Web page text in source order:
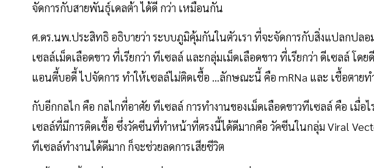
จัดการกับสายพันธุ์เดลต้า ได้ดี กว่า เหมือนกัน
ศ.ดร.นพ.ประสิทธิ อธิบายว่า ระบบภูมิคุ้มกันในตัวเรา ที่จะจัดการกับสิ่งแปลกปลอ
เซลล์เม็ดเลือดขาว ที่เรียกว่า ทีเซลล์ และกลุ่มเม็ดเลือดขาว ที่เรียกว่า ดีเซลล์ โดย
แอนตี้บอดี้ ไปจัดการ ทำให้เซลล์ไม่ติดเชื้อ ...ลักษณะนี้ คือ mRNa และ เชื้อตายท
กับอีกกลไก คือ กลไกที่อาศัย ทีเซลล์ การทำงานของเม็ดเลือดขาวทีเซลล์ คือ เมื่อ
เซลล์ที่มีการติดเชื้อ ซึ่งวัคซีนที่ทำหน้าที่ตรงนี้ได้ดีมากคือ วัคซีนในกลุ่ม Viral
ทีเซลล์ทำงานได้ดีมาก ก็จะช่วยลดการเสียชีวิต